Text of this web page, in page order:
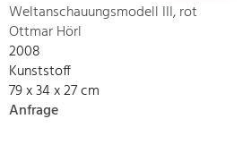
Weltanschauungsmodell III, rot
Ottmar Hörl
2008
Kunststoff
79 x 34 x 27 cm
Anfrage